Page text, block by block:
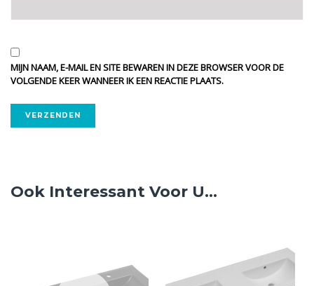
MIJN NAAM, E-MAIL EN SITE BEWAREN IN DEZE BROWSER VOOR DE
VOLGENDE KEER WANNEER IK EEN REACTIE PLAATS.
Ook Interessant Voor U...